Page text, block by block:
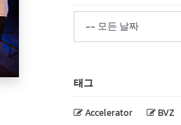
태그
Accelerator BVZ